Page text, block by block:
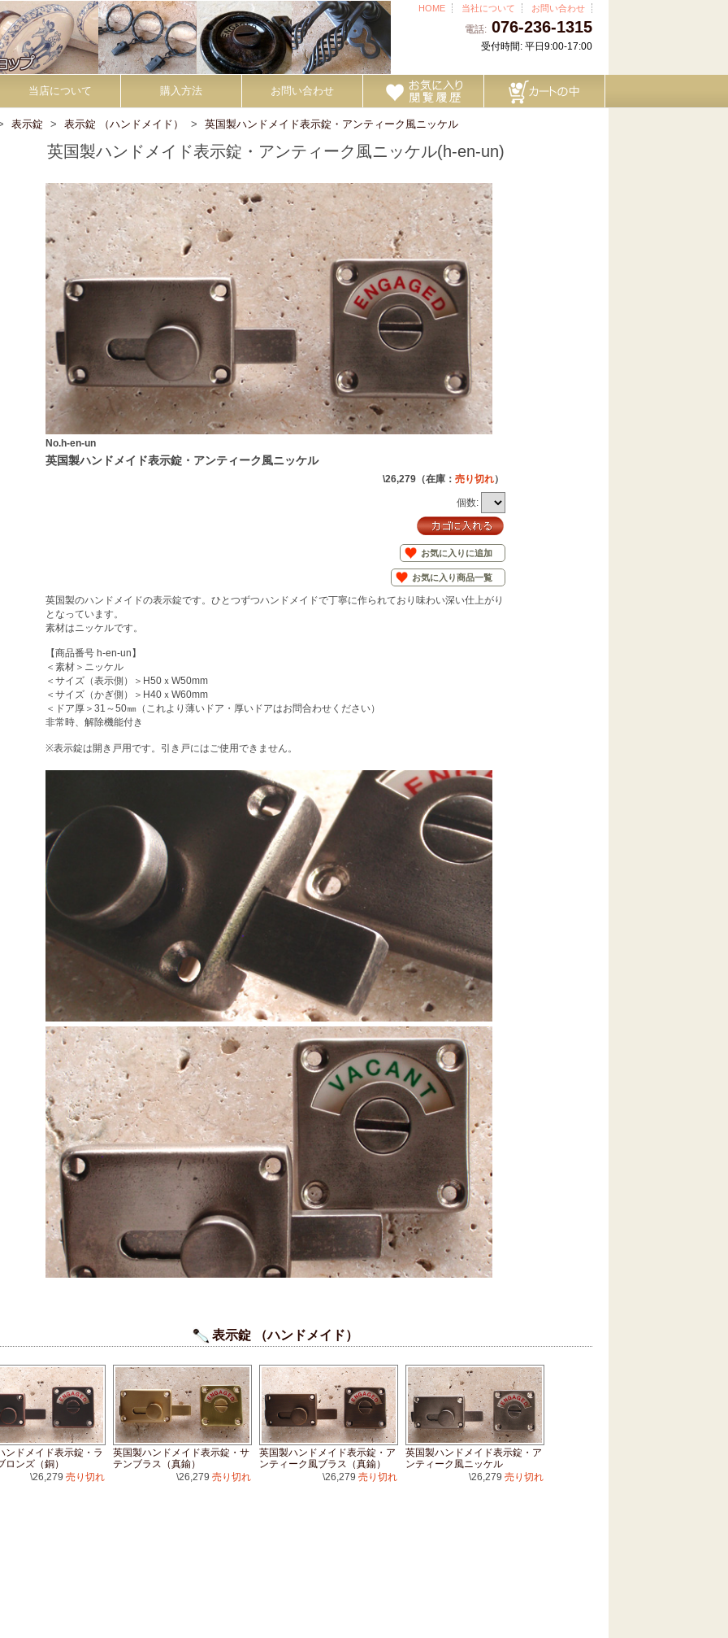
HOME 当社について お問い合わせ
電話: 076-236-1315
受付時間: 平日9:00-17:00
当店について 購入方法 お問い合わせ
表示錠 表示錠 （ハンドメイド） 英国製ハンドメイド表示錠・アンティーク風ニッケル
英国製ハンドメイド表示錠・アンティーク風ニッケル(h-en-un)
No.h-en-un
英国製ハンドメイド表示錠・アンティーク風ニッケル
\26,279 （在庫： 売り切れ）
個数:
お気に入りに追加
お気に入り商品一覧
英国製のハンドメイドの表示錠です。ひとつずつハンドメイドで丁寧に作られており味わい深い仕上がり
となっています。
素材はニッケルです。
【商品番号 h-en-un】
＜素材＞ニッケル
＜サイズ（表示側）＞H50ｘW50mm
＜サイズ（かぎ側）＞H40ｘW60mm
＜ドア厚＞31～50㎜（これより薄いドア・厚いドアはお問合わせください）
非常時、解除機能付き
※表示錠は開き戸用です。引き戸にはご使用できません。
表示錠 （ハンドメイド）
ンドメイド表示錠・ラ
ロンズ（銅）
\26,279 売り切れ
英国製ハンドメイド表示錠・サ
テンブラス（真鍮）
\26,279 売り切れ
英国製ハンドメイド表示錠・ア
ンティーク風ブラス（真鍮）
\26,279 売り切れ
英国製ハンドメイド表示錠・ア
ンティーク風ニッケル
\26,279 売り切れ